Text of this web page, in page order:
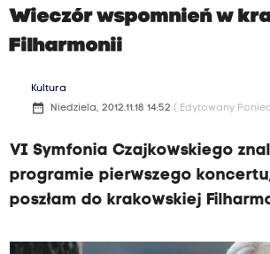
Wieczór wspomnień w
Filharmonii
Kultura
date_range Niedziela, 2012.11.18 14:52 ( Edytowany
VI Symfonia Czajkowskiego
programie pierwszego
poszłam do krakowskiej